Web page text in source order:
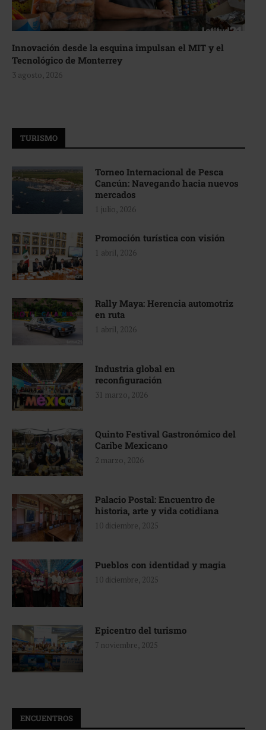
Innovación desde la esquina impulsan el MIT y el
Tecnológico de Monterrey
3 agosto, 2026
TURISMO
Torneo Internacional de Pesca
Cancún: Navegando hacia nuevos
mercados
1 julio, 2026
Promoción turística con visión
1 abril, 2026
Rally Maya: Herencia automotriz
en ruta
1 abril, 2026
Industria global en
reconfiguración
31 marzo, 2026
Quinto Festival Gastronómico del
Caribe Mexicano
2 marzo, 2026
Palacio Postal: Encuentro de
historia, arte y vida cotidiana
10 diciembre, 2025
Pueblos con identidad y magia
10 diciembre, 2025
Epicentro del turismo
7 noviembre, 2025
ENCUENTROS